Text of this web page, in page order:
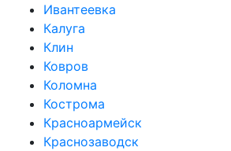
Ивантеевка
Калуга
Клин
Ковров
Коломна
Кострома
Красноармейск
Краснозаводск